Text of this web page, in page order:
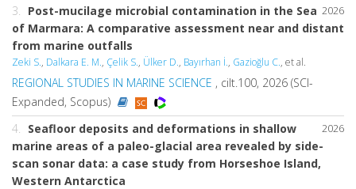
2026
3. Post-mucilage microbial contamination in the Sea
of Marmara: A comparative assessment near and distant
from marine outfalls
Zeki S., Dalkara E. M., Çelik S., Ülker D., Bayırhan İ., Gazioğlu C., et al.
REGIONAL STUDIES IN MARINE SCIENCE , cilt.100, 2026 (SCI-
Expanded, Scopus)
2026
4. Seafloor deposits and deformations in shallow
marine areas of a paleo-glacial area revealed by side-
scan sonar data: a case study from Horseshoe Island,
Western Antarctica